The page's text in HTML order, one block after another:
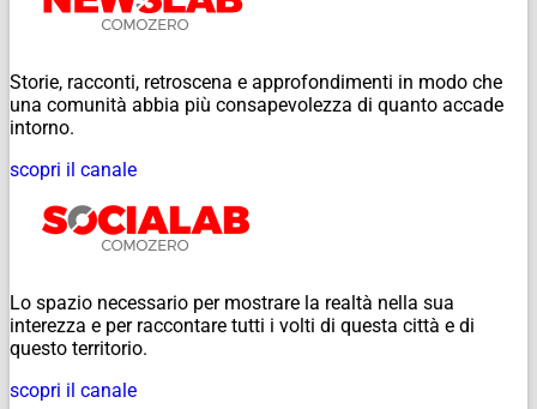
Storie, racconti, retroscena e approfondimenti in modo che
una comunità abbia più consapevolezza di quanto accade
intorno.
scopri il canale
Lo spazio necessario per mostrare la realtà nella sua
interezza e per raccontare tutti i volti di questa città e di
questo territorio.
scopri il canale